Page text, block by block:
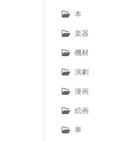
本
楽器
機材
演劇
漫画
絵画
車